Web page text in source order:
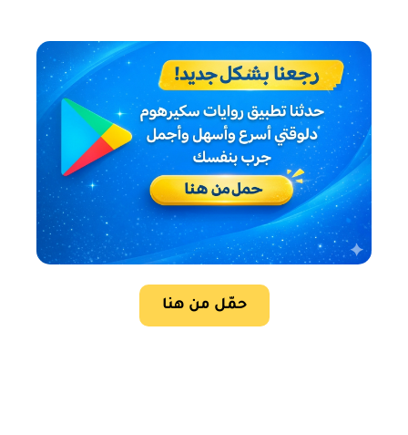
حمّل من هنا